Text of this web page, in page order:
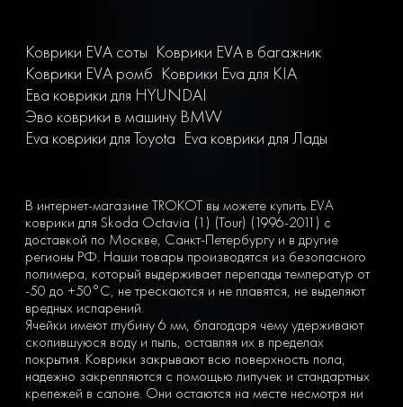
Коврики EVA соты Коврики EVA в багажник
Коврики EVA ромб Коврики Eva для KIA
Ева коврики для HYUNDAI
Эво коврики в машину BMW
Eva коврики для Toyota Eva коврики для Лады
В интернет-магазине TROKOT вы можете купить EVA
коврики для Skoda Octavia (1) (Tour) (1996-2011) с
доставкой по Москве, Санкт-Петербургу и в другие
регионы РФ. Наши товары производятся из безопасного
полимера, который выдерживает перепады температур от
-50 до +50°С, не трескаются и не плавятся, не выделяют
вредных испарений.
Ячейки имеют глубину 6 мм, благодаря чему удерживают
скопившуюся воду и пыль, оставляя их в пределах
покрытия. Коврики закрывают всю поверхность пола,
надежно закрепляются с помощью липучек и стандартных
крепежей в салоне. Они остаются на месте несмотря ни